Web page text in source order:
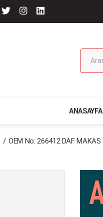
ANASAYFA
OEM No: 266412 DAF MAKAS